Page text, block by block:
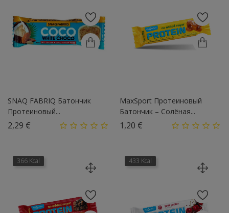
SNAQ FABRIQ Батончик
Протеиновый...
2,29 €
MaxSport Протеиновый
Батончик – Солёная...
1,20 €
366 Kcal 433 Kcal